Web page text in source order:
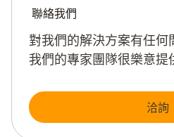
聯絡我們
對我們的解決方案有任何
我們的專家團隊很樂意提
洽詢